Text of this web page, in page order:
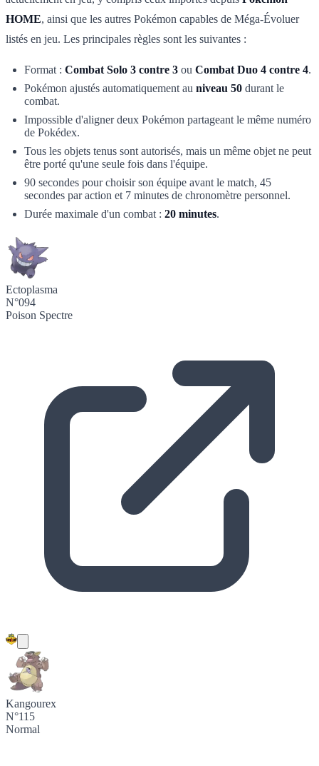
HOME, ainsi que les autres Pokémon capables de Méga-Évoluer
listés en jeu. Les principales règles sont les suivantes :
Format : Combat Solo 3 contre 3 ou Combat Duo 4 contre 4.
Pokémon ajustés automatiquement au niveau 50 durant le
combat.
Impossible d'aligner deux Pokémon partageant le même numéro
de Pokédex.
Tous les objets tenus sont autorisés, mais un même objet ne peut
être porté qu'une seule fois dans l'équipe.
90 secondes pour choisir son équipe avant le match, 45
secondes par action et 7 minutes de chronomètre personnel.
Durée maximale d'un combat : 20 minutes.
Ectoplasma
N°094
Poison Spectre
Kangourex
N°115
Normal